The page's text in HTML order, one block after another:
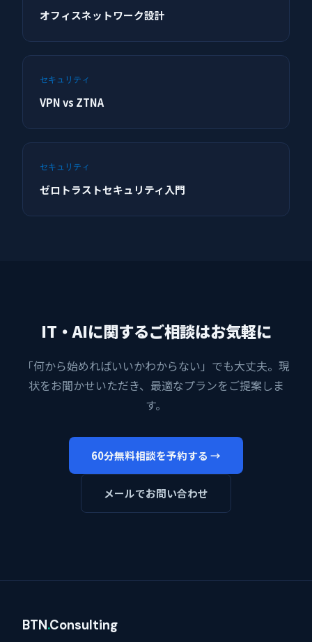
オフィスネットワーク設計
セキュリティ
VPN vs ZTNA
セキュリティ
ゼロトラストセキュリティ入門
IT・AIに関するご相談はお気軽に
「何から始めればいいかわからない」でも大丈夫。現
状をお聞かせいただき、最適なプランをご提案しま
す。
60分無料相談を予約する →
メールでお問い合わせ
BTN.Consulting